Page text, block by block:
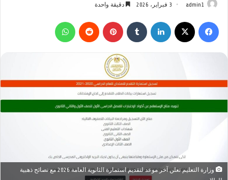
admin1 3 فبراير، 2026 دقيقة واحدة
فيسبوك لينكدإن بينتيريست
وزارة التعليم تعلن آخر موعد لتقديم استمارة الثانوية العامة 2026 مع نصائح ذهبية